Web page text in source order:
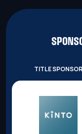
TITLE SPONSOR